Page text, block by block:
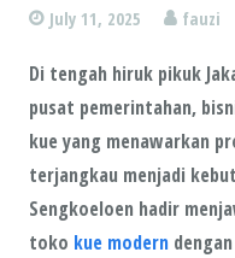
July 11, 2025 fauzi
Di tengah hiruk pikuk
pusat pemerintahan,
kue yang menawarkan
terjangkau menjadi
Sengkoeloen hadir
toko kue modern